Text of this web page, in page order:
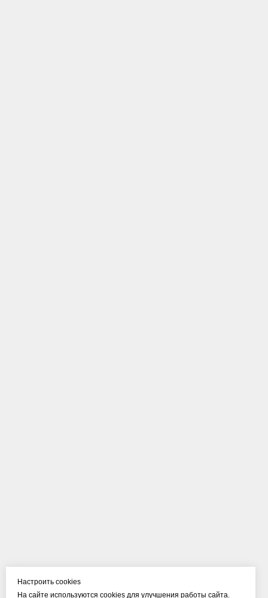
Настроить cookies
На сайте используются cookies для улучшения работы сайта.